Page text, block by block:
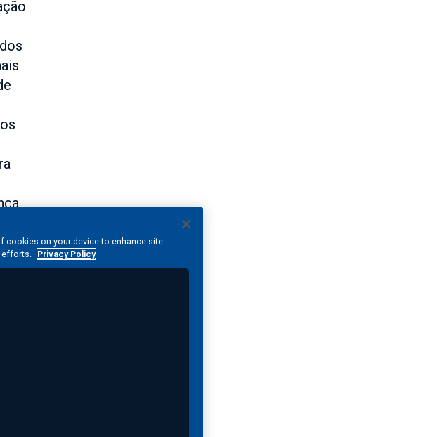
fósseis
cookies on your device to enhance site
efforts. Privacy Policy